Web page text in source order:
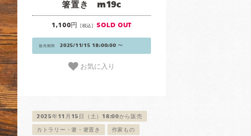
箸置き m19c
1,100円 [税込] SOLD OUT
販売期間 2025/11/15 18:00:00 〜
お気に入り
2025年11月15日（土）18:00から販売
カトラリー・箸・箸置き 作家もの